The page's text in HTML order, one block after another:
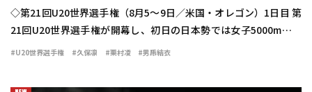
◇第21回U20世界選手権（8月5～9日／米国・オレゴン）1日目 第
21回U20世界選手権が開幕し、初日の日本勢では女子5000mで男
乕結衣（東北高3宮城）が15分37秒33で7位と、今大会日本勢最初
#U20世界選手権 #久保凛 #栗村凌 #男乕結衣